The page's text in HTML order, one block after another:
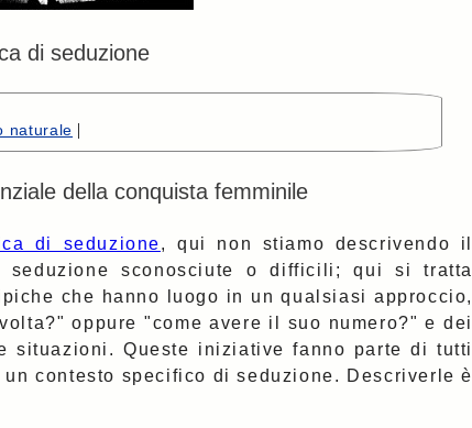
di seduzione
naturale |
della conquista femminile
di seduzione, qui non stiamo descrivendo il
sconosciute o difficili; qui si tratta
che hanno luogo in un qualsiasi approccio,
oppure "come avere il suo numero?" e dei
situazioni. Queste iniziative fanno parte di tutti
contesto specifico di seduzione. Descriverle è